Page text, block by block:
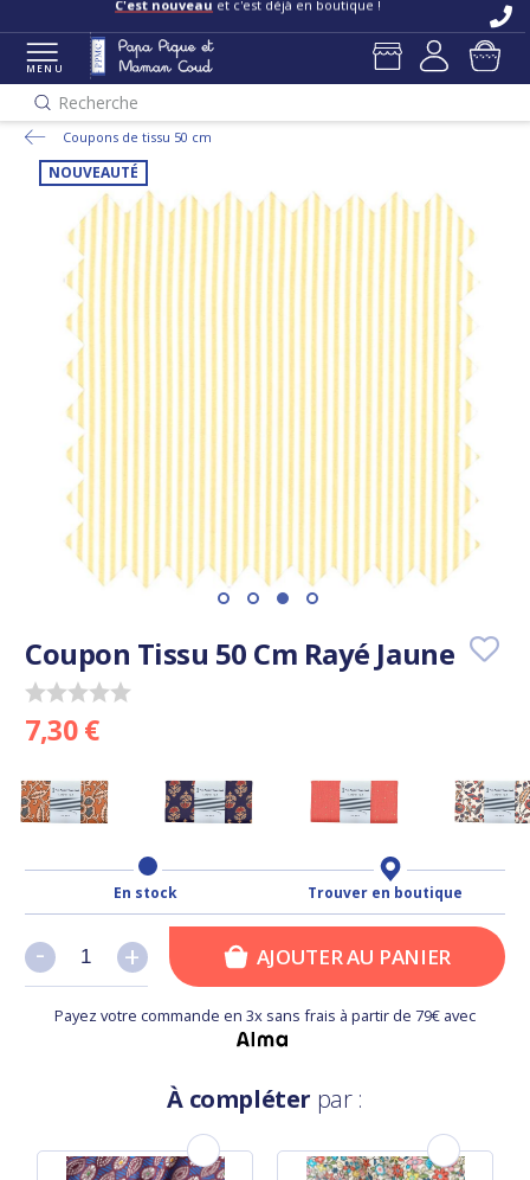
C'est nouveau et c'est déjà en boutique !
MENU
Recherche
Coupons de tissu 50 cm
NOUVEAUTÉ
Coupon Tissu 50 Cm Rayé Jaune
7,30 €
En stock Trouver en boutique
+
- +
- AJOUTER AU PANIER
Payez votre commande en 3x sans frais à partir de 79€ avec
À compléter par :